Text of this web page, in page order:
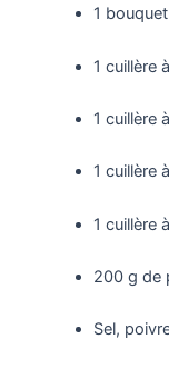
1
1 cuillère
1 cuillère
1 cuillère
1 cuillère
200 g de
Sel,